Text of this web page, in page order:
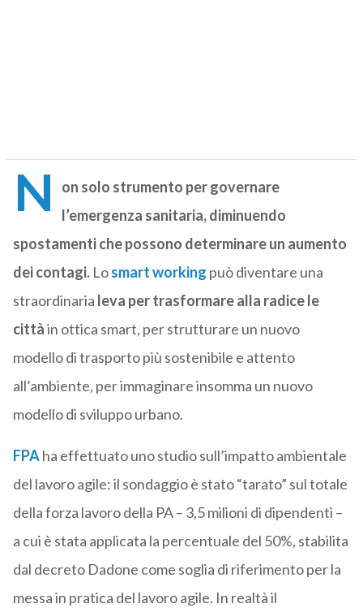
N
on solo strumento per governare
l’emergenza sanitaria, diminuendo
spostamenti che possono determinare un aumento
dei contagi.Losmart working può diventare una
straordinaria leva per trasformare alla radice le
cittàin ottica smart, per strutturare un nuovo
modello di trasporto più sostenibile e attento
all’ambiente, per immaginare insomma un nuovo
modello di sviluppo urbano.
FPAha effettuato uno studio sull’impatto ambientale
del lavoro agile: il sondaggio è stato “tarato” sul totale
della forza lavoro della PA – 3,5 milioni di dipendenti –
a cui è stata applicata la percentuale del 50%, stabilita
dal decreto Dadone come soglia di riferimento per la
messa in pratica del lavoro agile. In realtà il